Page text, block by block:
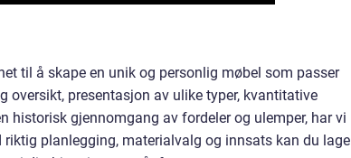
til å skape en unik og personlig møbel som passer
oversikt, presentasjon av ulike typer, kvantitative
historisk gjennomgang av fordeler og ulemper, har vi
planlegging, materialvalg og innsats kan du lage